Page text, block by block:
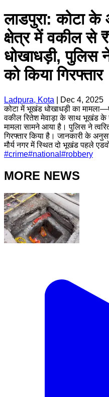
लाडपुरा: कोटा
क्षेत्र में वकील से
धोखाधड़ी, पुलिस
को किया गिरफ्तार
Ladpura, Kota
Dec 4, 2025
कोटा में भूखंड धोखाधड़ी का
वकील रितेश मेवाड़ा के साथ भूखंड के
मामला सामने आया है। पुलिस ने
गिरफ्तार किया है। जानकारी के
मौर्य नगर में स्थित दो भूखंड पहले
#crime#national #robbery
MORE NEWS